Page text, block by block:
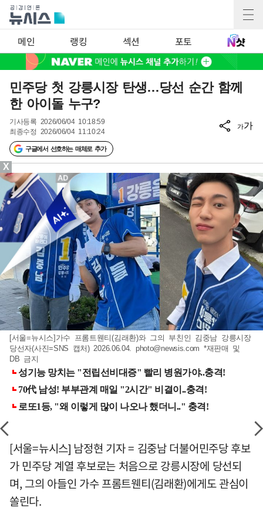
메인 랭킹 섹션 포토
민주당 첫 강릉시장 탄생…당선 순간 함께
한 아이돌 누구?
기사등록 2026/06/04 10:18:59
최종수정 2026/06/04 11:10:24
구글에서 선호하는 매체로 추가
가가
[서울=뉴시스]가수 프롬트웬티(김래환)와 그의 부친인 김중남 강릉시장
당선자(사진=SNS 캡처) 2026.06.04. photo@newsis.com *재판매 및
DB 금지
[서울=뉴시스] 남정현 기자 = 김중남 더불어민주당 후보
가 민주당 계열 후보로는 처음으로 강릉시장에 당선되
며, 그의 아들인 가수 프롬트웬티(김래환)에게도 관심이
쏠린다.
X